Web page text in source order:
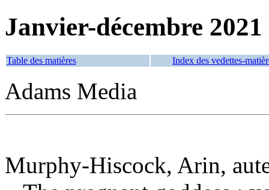
Janvier-décembre 2021
Table des matières Index des vedettes-
Adams Media
Murphy-Hiscock, Arin,